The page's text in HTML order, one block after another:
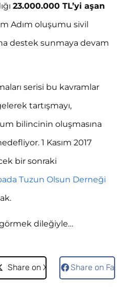
23.000.000 TL’yi aşan
Adım oluşumu sivil
destek sunmaya devam
serisi bu kavramlar
tartışmayı,
bilincinin oluşmasına
1 Kasım 2017
bir sonraki
Tuzun Olsun Derneği
görmek dileğiyle…
Share on X Share on